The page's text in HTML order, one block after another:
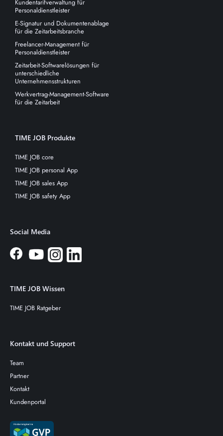
Kundentarifverwaltung für
Personaldienstleister
E-Signatur und Dokumentenablage
für die Zeitarbeitsbranche
Freelancer-Management für
Personaldienstleister
Zeitarbeit-Softwarelösungen für
unterschiedliche
Unternehmensstrukturen
Werkvertrag-Management-Software
für die Zeitarbeit
TIME JOB Produkte
TIME JOB core
TIME JOB personal App
TIME JOB sales App
TIME JOB safety App
Social Media
TIME JOB Wissen
TIME JOB Ratgeber
Kontakt und Support
Team
Partner
Kontakt
Kundenportal